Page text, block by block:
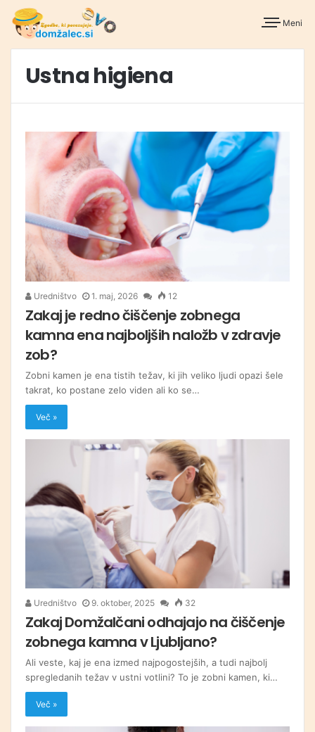
Meni
Ustna higiena
Uredništvo 1. maj, 2026 12
Zakaj je redno čiščenje zobnega
kamna ena najboljših naložb v zdravje
zob?
Zobni kamen je ena tistih težav, ki jih veliko ljudi opazi šele
takrat, ko postane zelo viden ali ko se…
Več »
Uredništvo 9. oktober, 2025 32
Zakaj Domžalčani odhajajo na čiščenje
zobnega kamna v Ljubljano?
Ali veste, kaj je ena izmed najpogostejših, a tudi najbolj
spregledanih težav v ustni votlini? To je zobni kamen, ki…
Več »